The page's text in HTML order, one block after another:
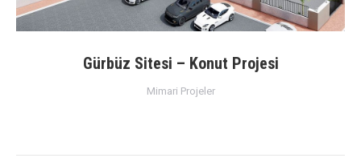
Gürbüz Sitesi – Konut Projesi
Mimari Projeler